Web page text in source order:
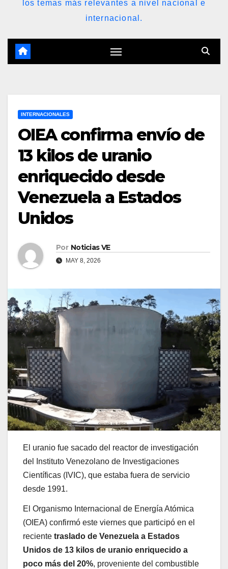
los temas más relevantes a nivel nacional e
internacional.
INTERNACIONALES
OIEA confirma envío de
13 kilos de uranio
enriquecido desde
Venezuela a Estados
Unidos
Por Noticias VE
MAY 8, 2026
El uranio fue sacado del reactor de investigación
del Instituto Venezolano de Investigaciones
Científicas (IVIC), que estaba fuera de servicio
desde 1991.
El Organismo Internacional de Energía Atómica
(OIEA) confirmó este viernes que participó en el
reciente traslado de Venezuela a Estados
Unidos de 13 kilos de uranio enriquecido a
poco más del 20%, proveniente del combustible